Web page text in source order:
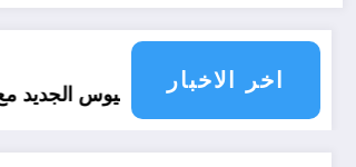
اخر الاخبار
فينيسيوس الجديد مع ريال مدريد